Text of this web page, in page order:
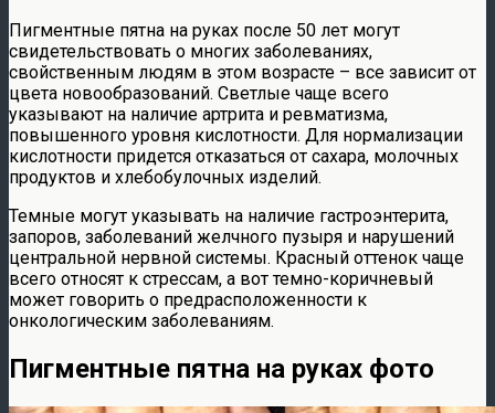
Пигментные пятна на руках после 50 лет могут
свидетельствовать о многих заболеваниях,
свойственным людям в этом возрасте – все зависит от
цвета новообразований. Светлые чаще всего
указывают на наличие артрита и ревматизма,
повышенного уровня кислотности. Для нормализации
кислотности придется отказаться от сахара, молочных
продуктов и хлебобулочных изделий.
Темные могут указывать на наличие гастроэнтерита,
запоров, заболеваний желчного пузыря и нарушений
центральной нервной системы. Красный оттенок чаще
всего относят к стрессам, а вот темно-коричневый
может говорить о предрасположенности к
онкологическим заболеваниям.
Пигментные пятна на руках фото